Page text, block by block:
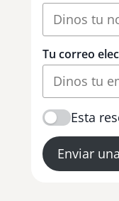
Tu correo
Esta
Enviar